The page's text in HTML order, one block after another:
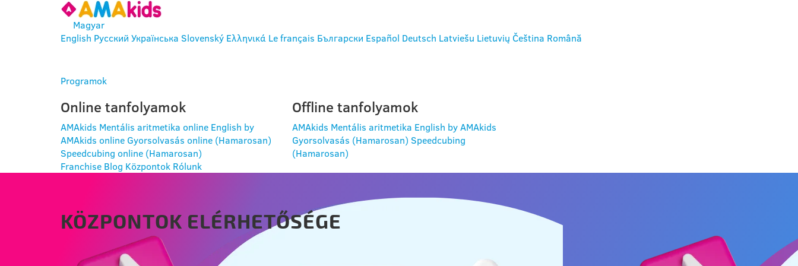
Magyar
English Русский Українська Slovenský Ελληνικά Le français Български Español Deutsch Latviešu Lietuvių Čeština Română
Programok
Online tanfolyamok
AMAkids Mentális aritmetika online English by
AMAkids online Gyorsolvasás online (Hamarosan)
Speedcubing online (Hamarosan)
Offline tanfolyamok
AMAkids Mentális aritmetika English by AMAkids
Gyorsolvasás (Hamarosan) Speedcubing
(Hamarosan)
Franchise Blog Központok Rólunk
KÖZPONTOK ELÉRHETŐSÉGE